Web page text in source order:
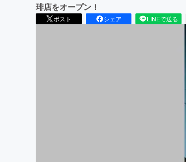
琲店をオープン！
ポスト シェア LINEで送る